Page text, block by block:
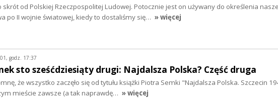
skrót od Polskiej Rzeczpospolitej Ludowej. Potocznie jest on używany do określenia
po II wojnie światowej, kiedy to dostaliśmy się… » więcej
godz. 17:37
sto sześćdziesiąty drugi: Najdalsza Polska? Część druga
że wszystko zaczęło się od tytułu książki Piotra Semki "Najdalsza Polska. Szczecin
mieście zawsze (a tak naprawdę… » więcej